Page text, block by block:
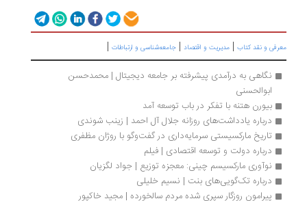
و نقد کتاب|مدیریت و اقتصاد| جامعه‌شناسی و ارتباطات |
نگاهی به درآمدی پیشرفته بر جامعه دیجیتال | محمدحسن
ابوالحسنی
بیورن هتنه با تفکر در باب توسعه آمد
درباره یادداشت‌های روزانه جلال آل احمد | زینب شوندی
تاریخ مارکسیستی سرمایه‌داری در گفت‌وگو با روژان مظفری
درباره دولت و توسعه اقتصادی | فیلم
نوآوری‌ مارکسیسم چینی: معجزه توزیع | جواد لگزیان
درباره تک‌گویی‌های بنت | نسیم خلیلی
پیرامون روزگار سپری شده مردم سالخورده | مجید خاکپور